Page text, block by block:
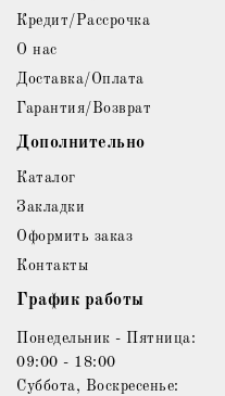
Кредит/Рассрочка
О нас
Доставка/Оплата
Гарантия/Возврат
Дополнительно
Каталог
Закладки
Оформить заказ
Контакты
График работы
Понедельник - Пятница:
09:00 - 18:00
Суббота, Воскресенье: